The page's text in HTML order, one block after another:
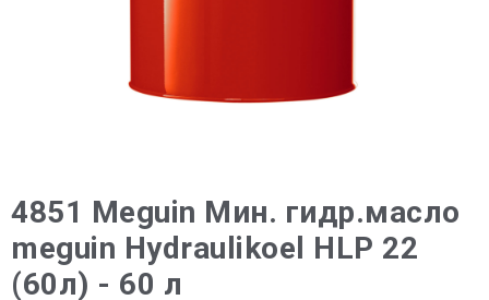
4851 Meguin Мин. гидр.масло
meguin Hydraulikoel HLP 22
(60л) - 60 л